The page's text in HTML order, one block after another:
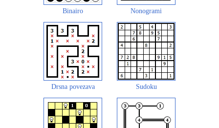
Binairo Nonogrami
Drsna povezava Sudoku